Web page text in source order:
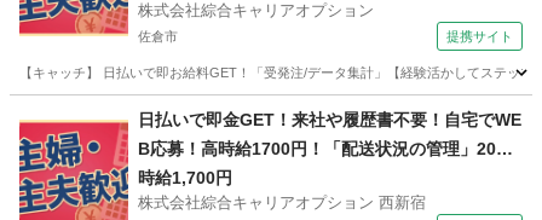
株式会社綜合キャリアオプション
佐倉市 提携サイト
【キャッチ】 日払いで即お給料GET！「受発注/データ集計」【経験活かしてステッ
一般事務
日払いで即金GET！来社や履歴書不要！自宅でWE
B応募！高時給1700円！「配送状況の管理」20代
～40代のスタッフさん中心に大活躍中！
時給1,700円
株式会社綜合キャリアオプション 西新宿